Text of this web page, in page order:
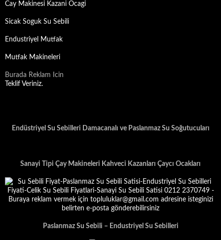
Cay Makinesi Kazani Ocagi
Sicak Soguk Su Sebili
Endustriyel Mutfak
Mutfak Makineleri
Burada Reklam Icin
Teklif Veriniz.
Endüstriyel Su Sebilleri Damacanalı ve Paslanmaz Su Soğutucuları
Sanayi Tipi Çay Makineleri Kahveci Kazanları Çaycı Ocakları
Paslanmaz Su Sebili – Endustriyel Su Sebilleri